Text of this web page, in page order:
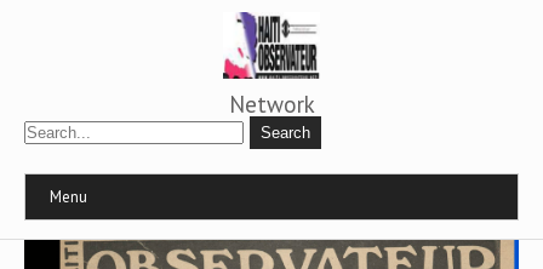
Network
Menu